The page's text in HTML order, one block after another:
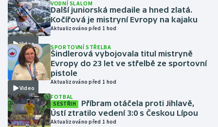
Házená
Jezdectví
Judo
Krasobruslení
Lezení
Lyže a snowboard
Video
VODNÍ SLALOM
Další juniorská medaile a hned zlatá.
Kočířová je mistryní Evropy na kajaku
Aktualizováno před 1 hod
Video
SPORTOVNÍ STŘELBA
Šindlerová vybojovala titul mistryně
Evropy do 23 let ve střelbě ze sportovní
pistole
Aktualizováno před 1 hod
FOTBAL
SESTŘIH
Příbram otáčela proti Jihlavě,
Ústí ztratilo vedení 3:0 s Českou Lípou
Aktualizováno před 1 hod